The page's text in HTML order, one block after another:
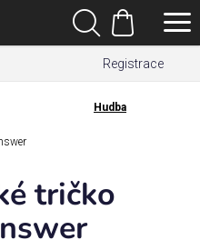
Registrace
Hledat
Nákupní
košík
Hudba
tričko